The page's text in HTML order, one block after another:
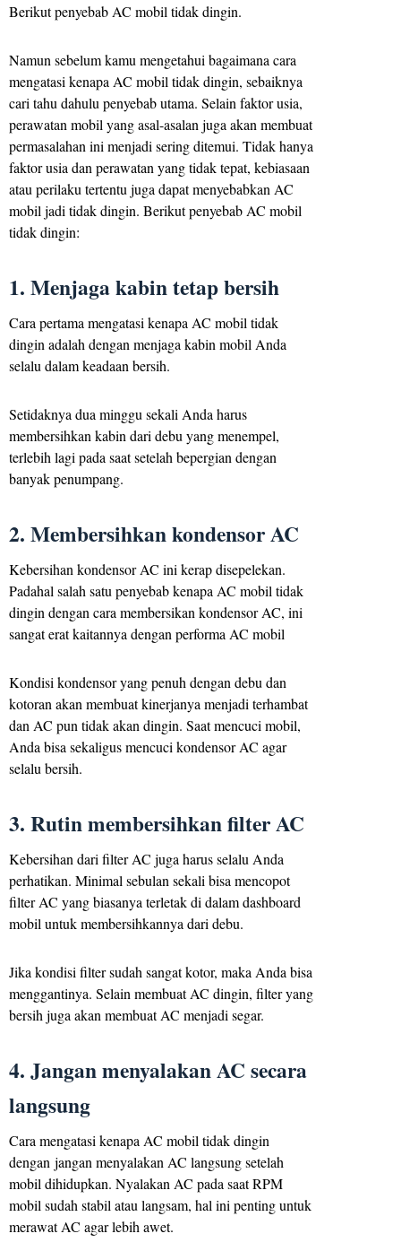
Berikut penyebab AC mobil tidak dingin.
Namun sebelum kamu mengetahui bagaimana cara
mengatasi kenapa AC mobil tidak dingin, sebaiknya
cari tahu dahulu penyebab utama. Selain faktor usia,
perawatan mobil yang asal-asalan juga akan membuat
permasalahan ini menjadi sering ditemui. Tidak hanya
faktor usia dan perawatan yang tidak tepat, kebiasaan
atau perilaku tertentu juga dapat menyebabkan AC
mobil jadi tidak dingin. Berikut penyebab AC mobil
tidak dingin:
1. Menjaga kabin tetap bersih
Cara pertama mengatasi kenapa AC mobil tidak
dingin adalah dengan menjaga kabin mobil Anda
selalu dalam keadaan bersih.
Setidaknya dua minggu sekali Anda harus
membersihkan kabin dari debu yang menempel,
terlebih lagi pada saat setelah bepergian dengan
banyak penumpang.
2. Membersihkan kondensor AC
Kebersihan kondensor AC ini kerap disepelekan.
Padahal salah satu penyebab kenapa AC mobil tidak
dingin dengan cara membersikan kondensor AC, ini
sangat erat kaitannya dengan performa AC mobil
Kondisi kondensor yang penuh dengan debu dan
kotoran akan membuat kinerjanya menjadi terhambat
dan AC pun tidak akan dingin. Saat mencuci mobil,
Anda bisa sekaligus mencuci kondensor AC agar
selalu bersih.
3. Rutin membersihkan filter AC
Kebersihan dari filter AC juga harus selalu Anda
perhatikan. Minimal sebulan sekali bisa mencopot
filter AC yang biasanya terletak di dalam dashboard
mobil untuk membersihkannya dari debu.
Jika kondisi filter sudah sangat kotor, maka Anda bisa
menggantinya. Selain membuat AC dingin, filter yang
bersih juga akan membuat AC menjadi segar.
4. Jangan menyalakan AC secara
langsung
Cara mengatasi kenapa AC mobil tidak dingin
dengan jangan menyalakan AC langsung setelah
mobil dihidupkan. Nyalakan AC pada saat RPM
mobil sudah stabil atau langsam, hal ini penting untuk
merawat AC agar lebih awet.